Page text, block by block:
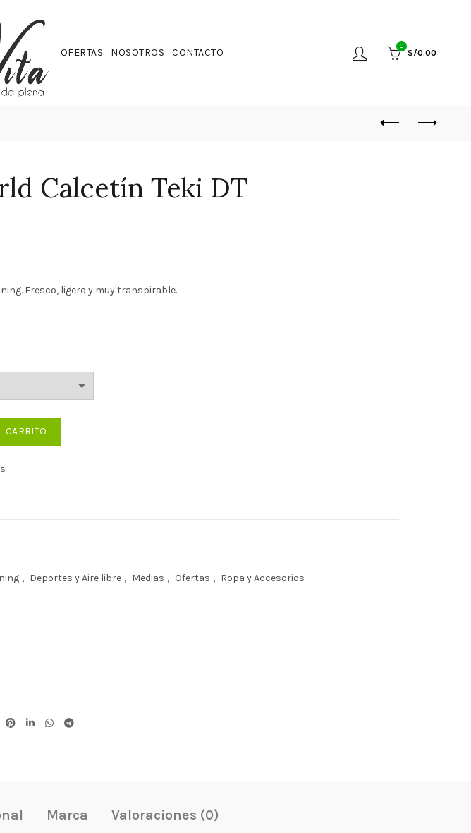
OFERTAS NOSOTROS CONTACTO
0
S/0.00
Calcetín Teki DT
Fresco, ligero y muy transpirable.
CARRITO
, Deportes y Aire libre , Medias , Ofertas , Ropa y Accesorios
Marca Valoraciones (0)